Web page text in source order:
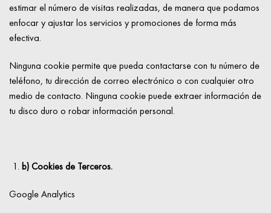
estimar el número de visitas realizadas, de manera que podamos
enfocar y ajustar los servicios y promociones de forma más
efectiva.
Ninguna cookie permite que pueda contactarse con tu número de
teléfono, tu dirección de correo electrónico o con cualquier otro
medio de contacto. Ninguna cookie puede extraer información de
tu disco duro o robar información personal.
b) Cookies de Terceros.
Google Analytics